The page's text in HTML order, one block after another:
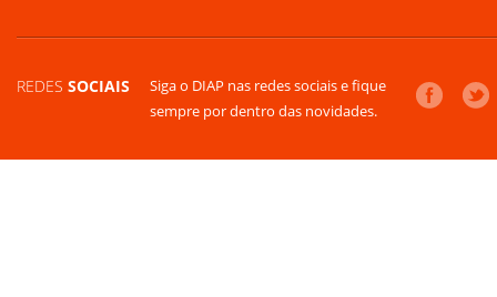
REDES SOCIAIS
Siga o DIAP nas redes sociais e fique
sempre por dentro das novidades.